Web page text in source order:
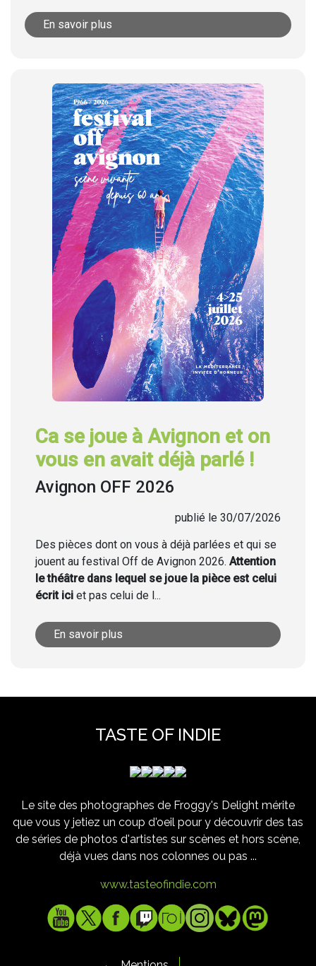
En savoir plus
Ca se joue à Avignon et on
vous en avait déjà parlé !
Avignon OFF 2026
publié le 30/07/2026
Des pièces dont on vous à déjà parlées et qui se
jouent au festival Off de Avignon 2026. Attention
le théâtre dans lequel se joue la pièce est celui
écrit ici et pas celui de l...
En savoir plus
TASTE OF INDIE
Le site des photographes de Froggy's Delight mérite
que vous y jetiez un coup d'oeil pour y découvrir des tas
de séries de photos d'artistes sur scènes et hors scène,
déjà vues dans nos colonnes ou pas ...
www.tasteofindie.com